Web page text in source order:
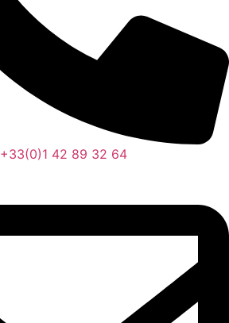
+33(0)1 42 89 32 64